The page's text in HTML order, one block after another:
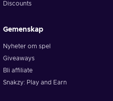
Discounts
Gemenskap
Nyheter om spel
Giveaways
Bli affiliate
Snakzy: Play and Earn